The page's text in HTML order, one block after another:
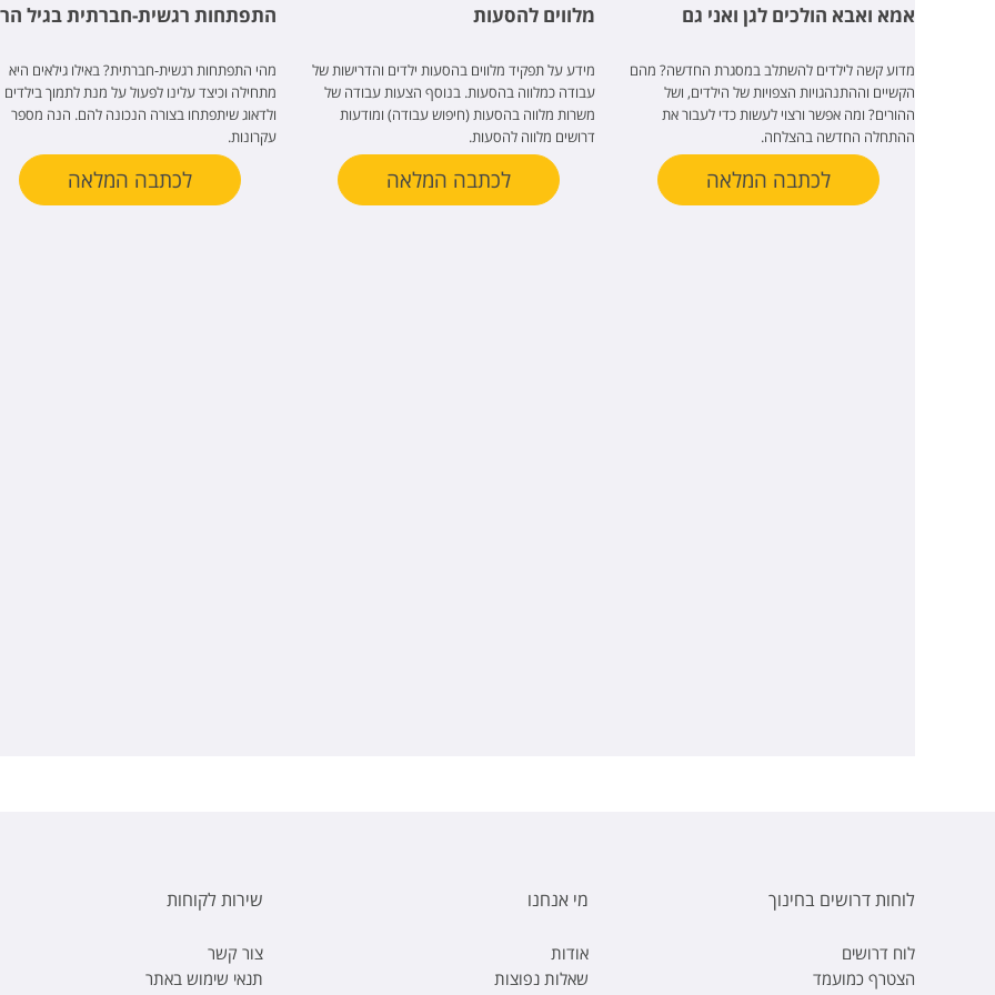
אמא ואבא הולכים לגן ואני גם
מדוע קשה לילדים להשתלב במסגרת החדשה? מהם
הקשיים וההתנהגויות הצפויות של הילדים, ושל
ההורים? ומה אפשר ורצוי לעשות כדי לעבור את
ההתחלה החדשה בהצלחה.
לכתבה המלאה
מלווים להסעות
מידע על תפקיד מלווים בהסעות ילדים והדרישות של
עבודה כמלווה בהסעות. בנוסף הצעות עבודה של
משרות מלווה בהסעות (חיפוש עבודה) ומודעות
דרושים מלווה להסעות.
לכתבה המלאה
התפתחות רגשית-חברתית בגיל
מהי התפתחות רגשית-חברתית? באילו גילאים היא
מתחילה וכיצד עלינו לפעול על מנת לתמוך בילדים
ולדאוג שיתפתחו בצורה הנכונה להם. הנה מספר
עקרונות.
לכתבה המלאה
לוחות דרושים בחינוך
לוח דרושים
הצטרף כמועמד
מי אנחנו
אודות
שאלות נפוצות
שירות לקוחות
צור קשר
תנאי שימוש באתר